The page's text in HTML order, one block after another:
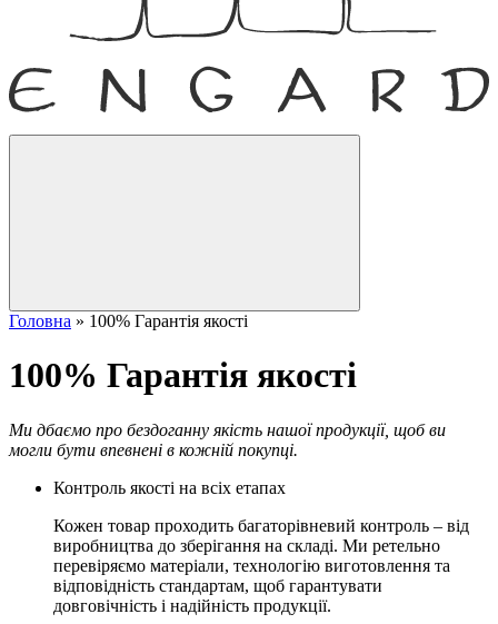
Головна » 100% Гарантія якості
100% Гарантія якості
Ми дбаємо про бездоганну якість нашої продукції, щоб ви
могли бути впевнені в кожній покупці.
Контроль якості на всіх етапах
Кожен товар проходить багаторівневий контроль – від
виробництва до зберігання на складі. Ми ретельно
перевіряємо матеріали, технологію виготовлення та
відповідність стандартам, щоб гарантувати
довговічність і надійність продукції.